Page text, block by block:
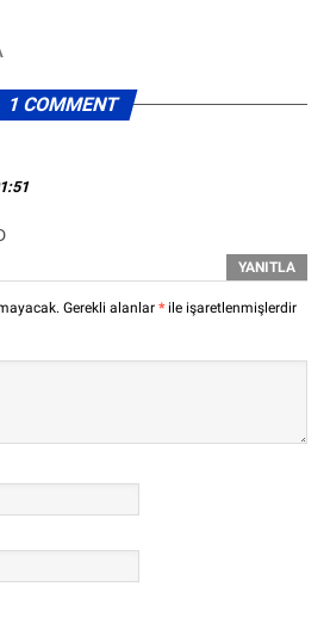
1 COMMENT
YANITLA
Gerekli alanlar *ile işaretlenmişlerdir